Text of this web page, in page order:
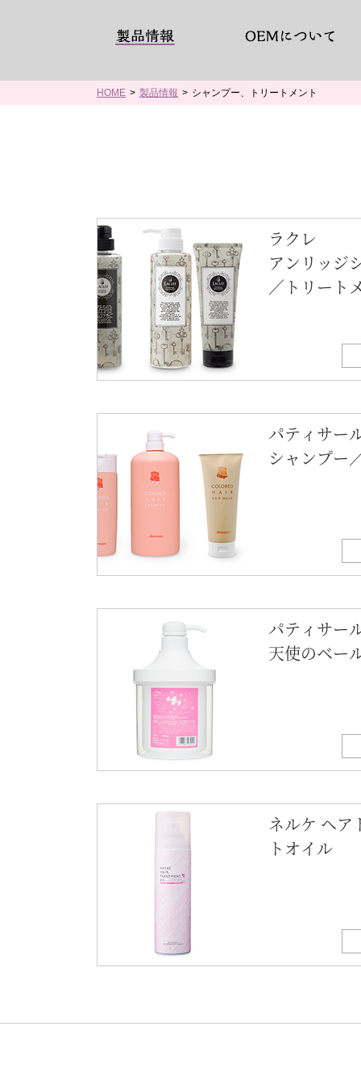
HOME > 製品情報 > シャンプー、トリートメント
ラクレ
アンリッジ
／トリート
パティサー
シャンプー
パティサー
天使のベー
ネルケ ヘア
トオイル